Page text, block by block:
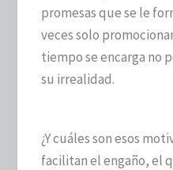
promesas que se le
veces solo
tiempo se encarga no
su irrealidad.
¿Y cuáles son esos
facilitan el engaño, el